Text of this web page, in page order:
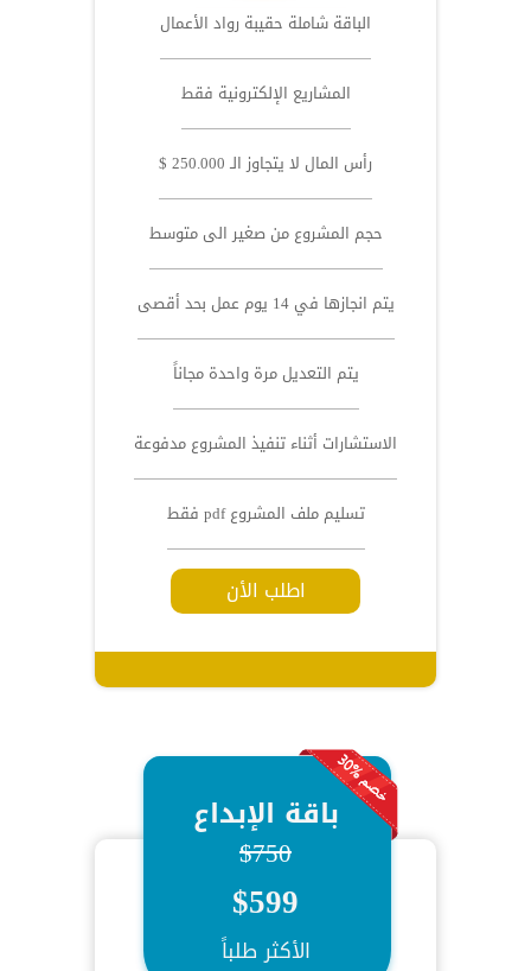
الباقة شاملة حقيبة رواد الأعمال
المشاريع الإلكترونية فقط
رأس المال لا يتجاوز الـ 250.000 $
حجم المشروع من صغير الى متوسط
يتم انجازها في 14 يوم عمل بحد أقصى
يتم التعديل مرة واحدة مجاناً
الاستشارات أثناء تنفيذ المشروع مدفوعة
تسليم ملف المشروع pdf فقط
اطلب الأن
باقة الإبداع
$750
$599
الأكثر طلباً